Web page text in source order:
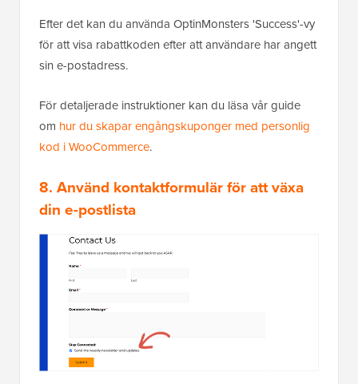
Efter det kan du använda OptinMonsters 'Success'-vy
för att visa rabattkoden efter att användare har angett
sin e-postadress.
För detaljerade instruktioner kan du läsa vår guide
om hur du skapar engångskuponger med personlig
kod i WooCommerce.
8. Använd kontaktformulär för att växa
din e-postlista